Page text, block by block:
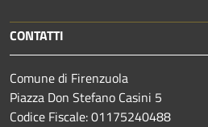
CONTATTI
Comune di Firenzuola
Piazza Don Stefano Casini 5
Codice Fiscale: 01175240488